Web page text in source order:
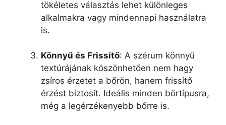
tökéletes választás lehet különleges
alkalmakra vagy mindennapi használatra
is.
Könnyű és Frissítő: A szérum könnyű
textúrájának köszönhetően nem hagy
zsíros érzetet a bőrön, hanem frissítő
érzést biztosít. Ideális minden bőrtípusra,
még a legérzékenyebb bőrre is.